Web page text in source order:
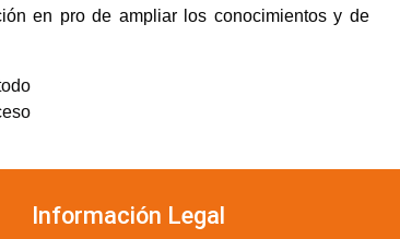
en pro de ampliar los conocimientos y de
Información Legal